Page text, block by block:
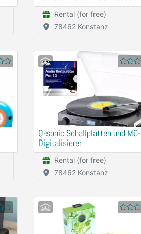
Rental (for free)
78462 Konstanz
Q-sonic Schallplatten und MC-
Digitalisierer
Rental (for free)
78462 Konstanz